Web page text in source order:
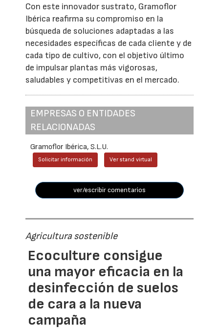
Con este innovador sustrato, Gramoflor
Ibérica reafirma su compromiso en la
búsqueda de soluciones adaptadas a las
necesidades específicas de cada cliente y de
cada tipo de cultivo, con el objetivo último
de impulsar plantas más vigorosas,
saludables y competitivas en el mercado.
EMPRESAS O ENTIDADES
RELACIONADAS
Gramoflor Ibérica, S.L.U.
Solicitar información Ver stand virtual
ver/escribir comentarios
Agricultura sostenible
Ecoculture consigue
una mayor eficacia en la
desinfección de suelos
de cara a la nueva
campaña